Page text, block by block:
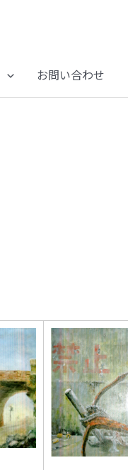
お問い合わせ